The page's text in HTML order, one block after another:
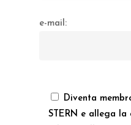
e-mail:
Diventa
STERN e allega la